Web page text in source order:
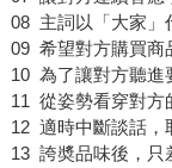
08 主詞以「大家」
09 希望對方購買商
10 為了讓對方聽進
11 從姿勢看穿對方
12 適時中斷談話，
13 誇奬品味後，只